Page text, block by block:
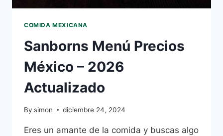
COMIDA MEXICANA
Sanborns Menú Precios
México – 2026
Actualizado
By simon diciembre 24, 2024
Eres un amante de la comida y buscas algo